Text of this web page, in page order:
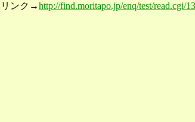
リンク→http://find.moritapo.jp/enq/test/read.cgi/